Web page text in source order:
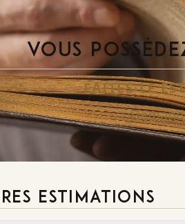
VOUS
FAITES-LE
ESTIMATIONS